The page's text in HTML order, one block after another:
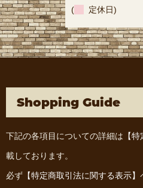
( 定休日)
Shopping Guide
下記の各項目についての詳細は 【
載しております。
必ず 【特定商取引法に関する表示】